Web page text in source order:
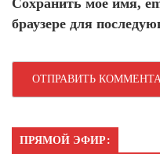
Сохранить моё имя,
браузере для
ПРЯМОЙ ЭФИР: